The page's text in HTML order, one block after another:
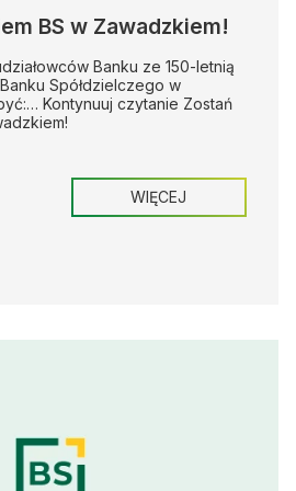
BS w Zawadzkiem!
Banku ze 150-letnią
Spółdzielczego w
Kontynuuj czytanie Zostań
WIĘCEJ